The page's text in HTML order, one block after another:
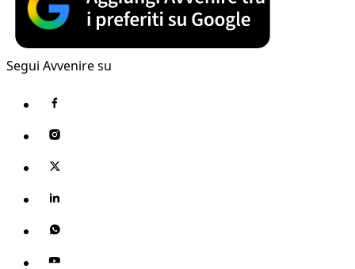
Segui Avvenire su